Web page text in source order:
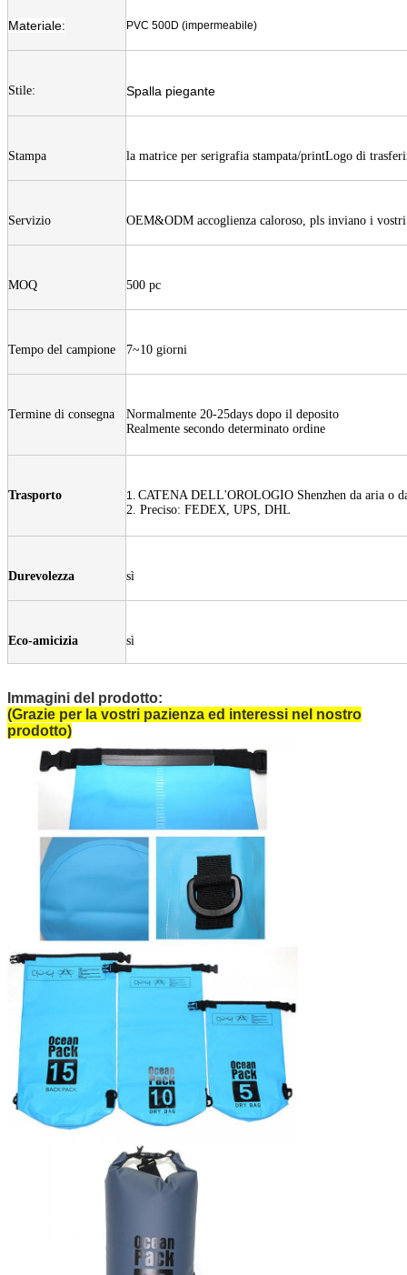
Materiale: PVC 500D (impermeabile)
Stile: Spalla piegante
Stampa la matrice per serigrafia stampata/printLogo di
Servizio OEM&ODM accoglienza caloroso, pls inviano i
MOQ 500 pc
Tempo del campione 7~10 giorni
Termine di consegna
Normalmente 20-25days dopo il deposito
Realmente secondo determinato ordine
Trasporto 1. CATENA DELL'OROLOGIO Shenzhen da aria o
2. Preciso: FEDEX, UPS, DHL
Durevolezza sì
Eco-amicizia sì
Immagini del prodotto:
(Grazie per la vostri pazienza ed interessi nel nostro
prodotto)